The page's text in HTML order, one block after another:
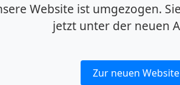
Website ist umgezogen.
jetzt unter der neuen
Zur neuen Website